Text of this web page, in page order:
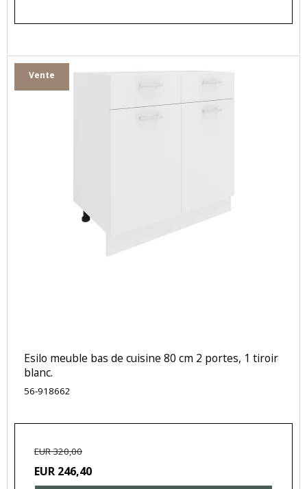
Vente
Esilo meuble bas de cuisine 80 cm 2 portes, 1 tiroir
blanc.
56-918662
EUR 320,00
EUR 246,40